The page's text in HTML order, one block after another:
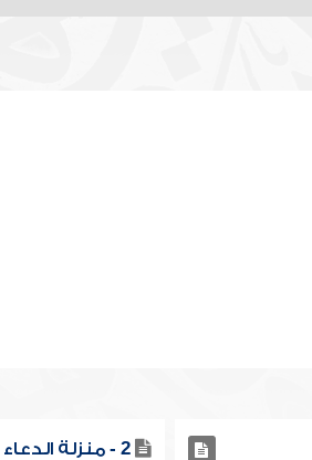
2 - منزلة الدعاء وآدابه